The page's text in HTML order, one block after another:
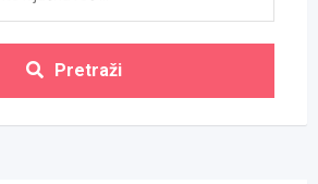
Pretraži